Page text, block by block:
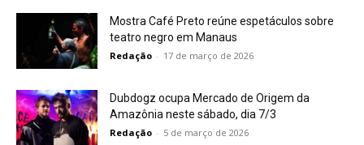
Mostra Café Preto reúne espetáculos sobre
teatro negro em Manaus
Redação - 17 de março de 2026
Dubdogz ocupa Mercado de Origem da
Amazônia neste sábado, dia 7/3
Redação - 5 de março de 2026